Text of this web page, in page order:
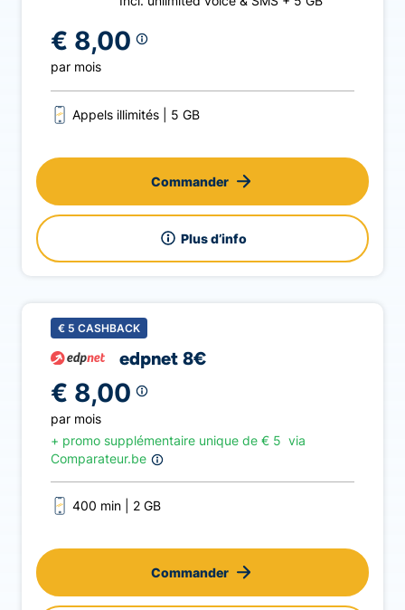
€ 8,00
par mois
Appels illimités 5 GB
Plus d’info
Commander
€ 5 CASHBACK
edpnet 8€
€ 8,00
par mois
+ promo supplémentaire unique de € 5 via
Comparateur.be
400 min 2 GB
Commander